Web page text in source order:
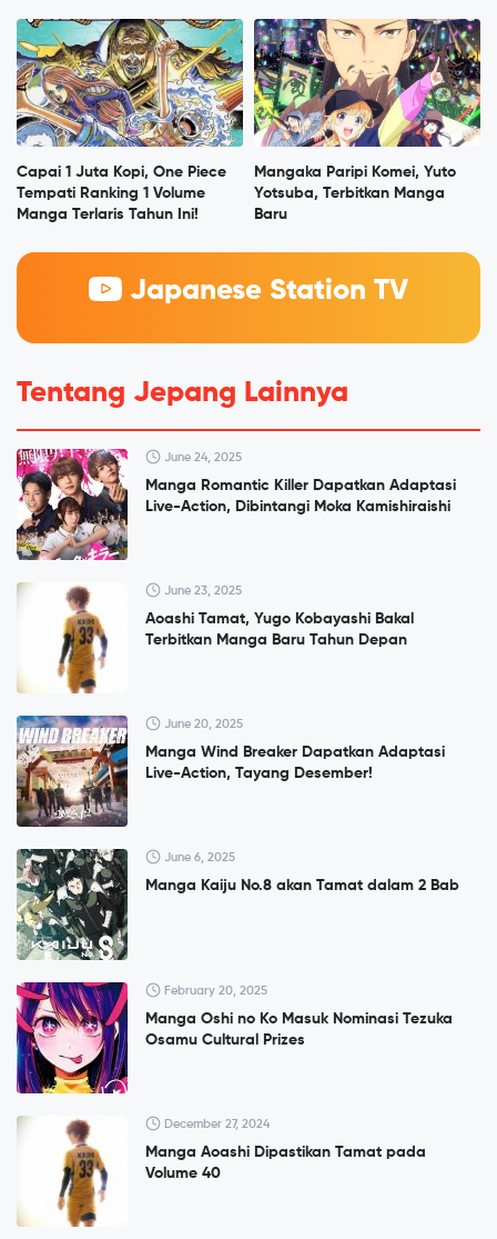
Capai 1 Juta Kopi, One Piece
Tempati Ranking 1 Volume
Manga Terlaris Tahun Ini!
Mangaka Paripi Komei, Yuto
Yotsuba, Terbitkan Manga
Baru
Japanese Station TV
Tentang Jepang Lainnya
June 24, 2025
Manga Romantic Killer Dapatkan Adaptasi
Live-Action, Dibintangi Moka Kamishiraishi
June 23, 2025
Aoashi Tamat, Yugo Kobayashi Bakal
Terbitkan Manga Baru Tahun Depan
June 20, 2025
Manga Wind Breaker Dapatkan Adaptasi
Live-Action, Tayang Desember!
June 6, 2025
Manga Kaiju No.8 akan Tamat dalam 2 Bab
February 20, 2025
Manga Oshi no Ko Masuk Nominasi Tezuka
Osamu Cultural Prizes
December 27, 2024
Manga Aoashi Dipastikan Tamat pada
Volume 40